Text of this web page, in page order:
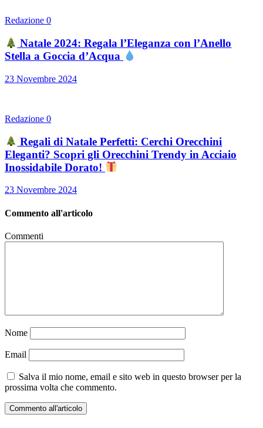
Redazione 0
Natale 2024: Regala l’Eleganza con l’Anello
Stella a Goccia d’Acqua
23 Novembre 2024
Redazione 0
Regali di Natale Perfetti: Cerchi Orecchini
Eleganti? Scopri gli Orecchini Trendy in Acciaio
Inossidabile Dorato!
23 Novembre 2024
Commento all'articolo
Commenti
Nome
Email
Salva il mio nome, email e sito web in questo browser per la
prossima volta che commento.